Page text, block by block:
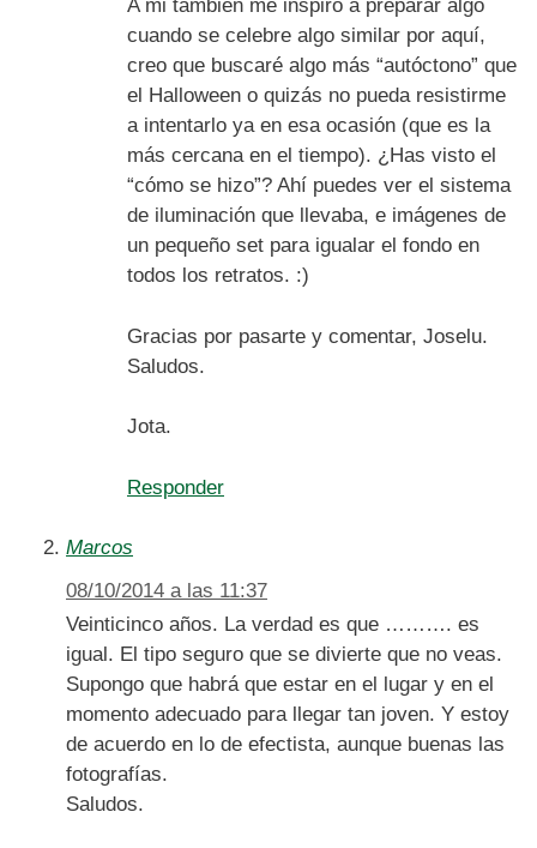
A mi también me inspiró a preparar algo
cuando se celebre algo similar por aquí,
creo que buscaré algo más “autóctono” que
el Halloween o quizás no pueda resistirme
a intentarlo ya en esa ocasión (que es la
más cercana en el tiempo). ¿Has visto el
“cómo se hizo”? Ahí puedes ver el sistema
de iluminación que llevaba, e imágenes de
un pequeño set para igualar el fondo en
todos los retratos. :)
Gracias por pasarte y comentar, Joselu.
Saludos.
Jota.
Responder
Marcos
08/10/2014 a las 11:37
Veinticinco años. La verdad es que ………. es
igual. El tipo seguro que se divierte que no veas.
Supongo que habrá que estar en el lugar y en el
momento adecuado para llegar tan joven. Y estoy
de acuerdo en lo de efectista, aunque buenas las
fotografías.
Saludos.